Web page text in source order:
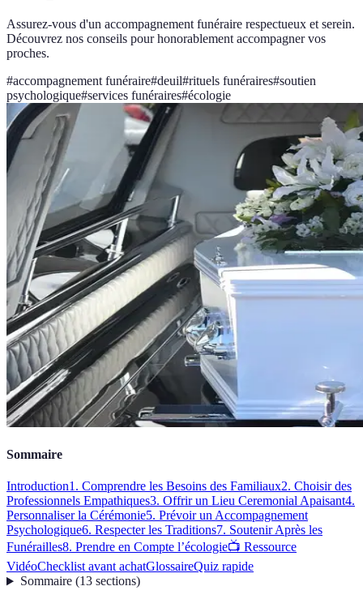
Assurez-vous d'un accompagnement funéraire respectueux et serein.
Découvrez nos conseils pour honorablement accompagner vos
proches.
#accompagnement funéraire#deuil#rituels funéraires#soutien
psychologique#services funéraires#écologie
Sommaire
Introduction1. Comprendre les Besoins des Familiaux2. Choisir des
Professionnels Empathiques3. Offrir un Lieu Ceremonial Apaisant4.
Personnaliser la Cérémonie5. Prévoir un Accompagnement
Psychologique6. Respecter les Traditions7. Soutenir Après les
Funérailles8. Prendre en Compte l’écologie📺 Ressource
VidéoChecklist avant achatGlossaireQuiz rapide
Sommaire(13 sections)